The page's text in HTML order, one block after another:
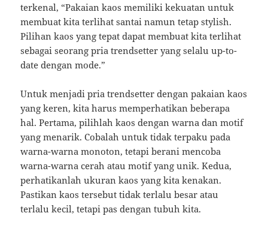
terkenal, “Pakaian kaos memiliki kekuatan untuk
membuat kita terlihat santai namun tetap stylish.
Pilihan kaos yang tepat dapat membuat kita terlihat
sebagai seorang pria trendsetter yang selalu up-to-
date dengan mode.”
Untuk menjadi pria trendsetter dengan pakaian kaos
yang keren, kita harus memperhatikan beberapa
hal. Pertama, pilihlah kaos dengan warna dan motif
yang menarik. Cobalah untuk tidak terpaku pada
warna-warna monoton, tetapi berani mencoba
warna-warna cerah atau motif yang unik. Kedua,
perhatikanlah ukuran kaos yang kita kenakan.
Pastikan kaos tersebut tidak terlalu besar atau
terlalu kecil, tetapi pas dengan tubuh kita.